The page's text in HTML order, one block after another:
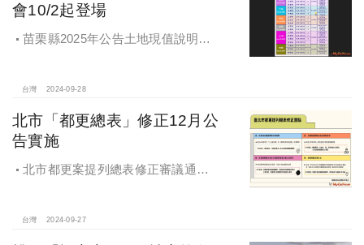
會10/2起登場
苗栗縣2025年公告土地現值說明會
台灣 2024-09-28
北市「都更總表」修正12月公
告實施
北市都更案提列總表修正審議通過
台灣 2024-09-27